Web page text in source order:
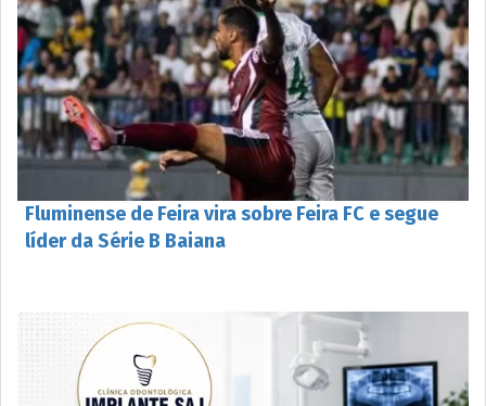
Fluminense de Feira vira sobre Feira FC e segue
líder da Série B Baiana